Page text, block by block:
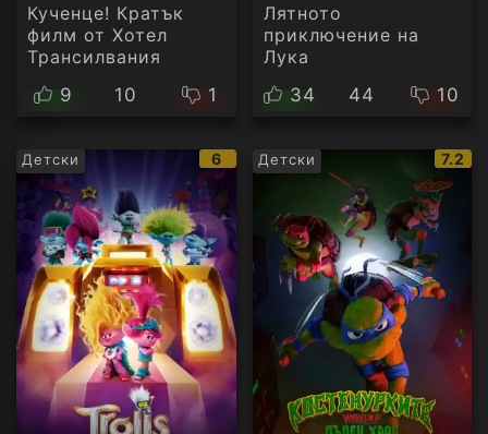
аудио
Кученце! Кратък
филм от Хотел
Трансилвания
9
10 1
аудио
Лятното
приключение на
Лука
34
44 10
Детски
IMDb
рейтинг:
6 Детски
IMDb
7.2